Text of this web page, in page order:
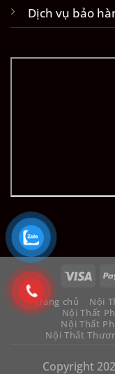
Dịch vụ bảo
Trang chủ Nội
Nội Thất
Nội Thất
Nội Thất
Copyright